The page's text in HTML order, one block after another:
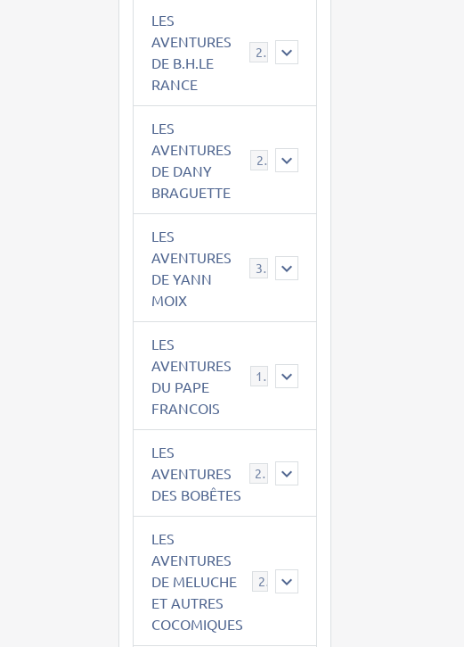
LES
AVENTURES
DE B.H.LE
RANCE
21
LES
AVENTURES
DE DANY
BRAGUETTE
29
LES
AVENTURES
DE YANN
MOIX
39
LES
AVENTURES
DU PAPE
FRANCOIS
15
LES
AVENTURES
DES BOBÊTES
23
LES
AVENTURES
DE MELUCHE
ET AUTRES
COCOMIQUES
22